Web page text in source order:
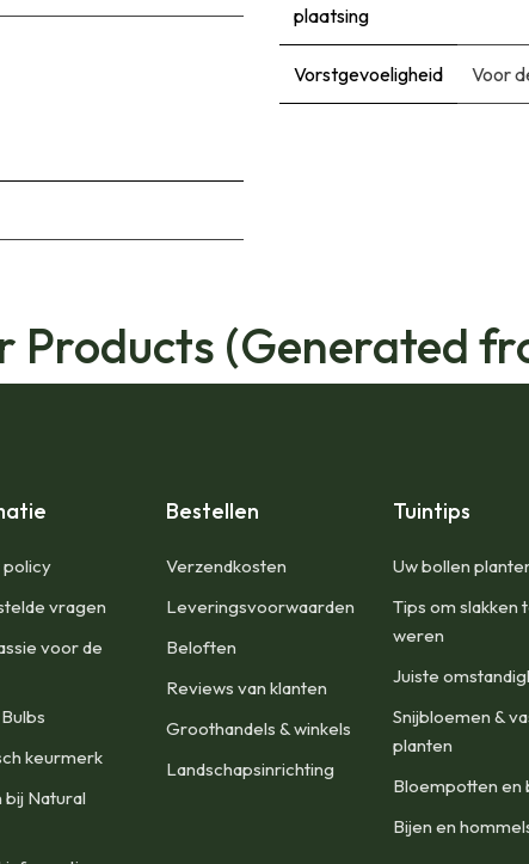
plaatsing
Vorstgevoeligheid Voor
Products (Generated
policy
vragen
voor de
keurmerk
bij Natural
Bestellen
Verzendkosten
Leveringsvoorwaarden
Beloften
Reviews van klanten
Groothandels & winkels
Landschapsinrichting
Tuintips
Uw bollen
Tips om slakken
weren
Juiste
Snijbloemen &
planten
Bloempotten en
Bijen en